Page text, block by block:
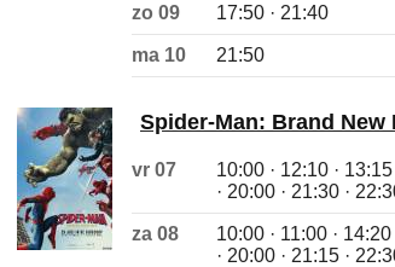
zo 09 17:50 · 21:40
ma 10 21:50
Spider-Man: Brand New
vr 07
10:00 · 12:10 ·
· 20:00 · 21:30 ·
za 08
10:00 · 11:00 ·
· 20:00 · 21:15 ·